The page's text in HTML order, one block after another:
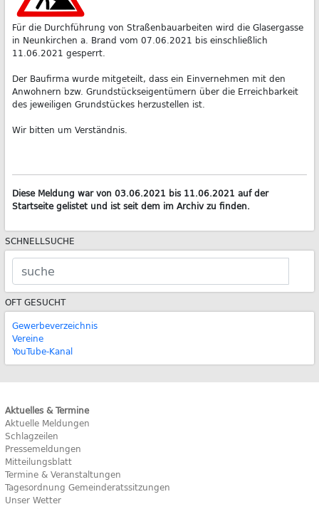
Für die Durchführung von Straßenbauarbeiten wird die Glasergasse
in Neunkirchen a. Brand vom 07.06.2021 bis einschließlich
11.06.2021 gesperrt.
Der Baufirma wurde mitgeteilt, dass ein Einvernehmen mit den
Anwohnern bzw. Grundstückseigentümern über die Erreichbarkeit
des jeweiligen Grundstückes herzustellen ist.
Wir bitten um Verständnis.
Diese Meldung war von 03.06.2021 bis 11.06.2021 auf der
Startseite gelistet und ist seit dem im Archiv zu finden.
SCHNELLSUCHE
OFT GESUCHT
Gewerbeverzeichnis
Vereine
YouTube-Kanal
Aktuelles & Termine
Aktuelle Meldungen
Schlagzeilen
Pressemeldungen
Mitteilungsblatt
Termine & Veranstaltungen
Tagesordnung Gemeinderatssitzungen
Unser Wetter